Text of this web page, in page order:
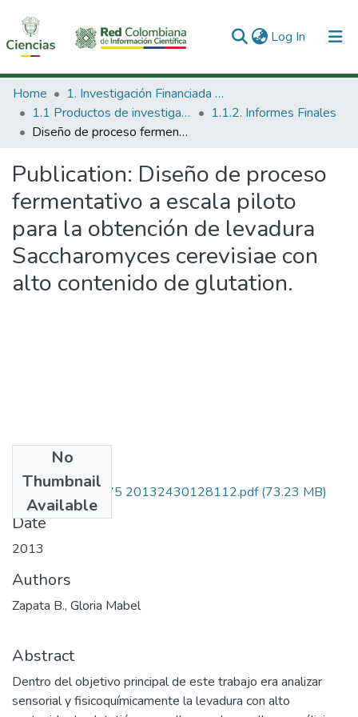
Log In (current)
Communities & Collections
All of DSpace
Home
1. Investigación Financiada con Recursos Públicos
1.1 Productos de investigación
1.1.2. Informes Finales
Diseño de proceso fermentativo a escala piloto para la obtención de levadura Saccharomyces cerevisiae con alto contenido de glutation.
Publication: Diseño de proceso
fermentativo a escala piloto
para la obtención de levadura
Saccharomyces cerevisiae con
alto contenido de glutation.
No
Thumbnail
Available
338750227375 20132430128112.pdf(73.23 MB)
Date
2013
Authors
Zapata B., Gloria Mabel
Abstract
Dentro del objetivo principal de este trabajo era analizar
sensorial y fisicoquímicamente la levadura con alto